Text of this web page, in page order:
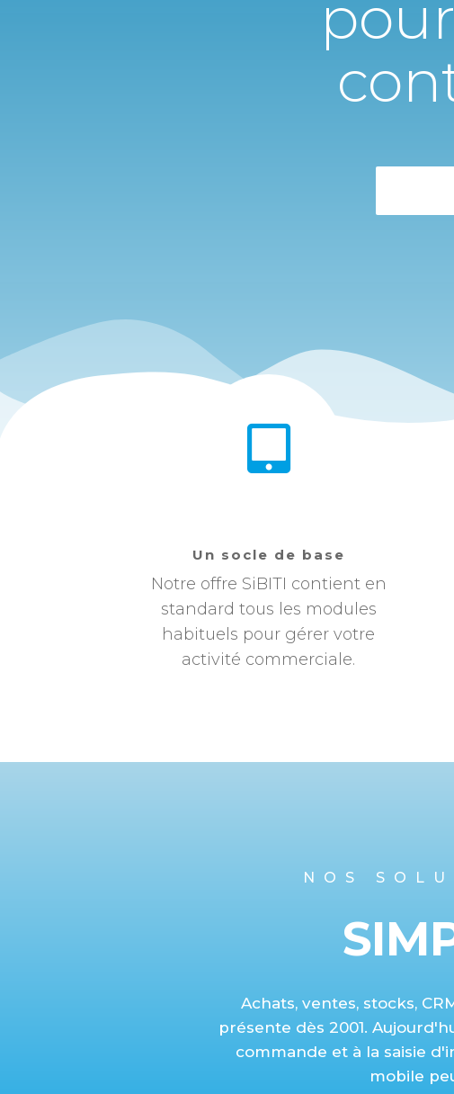
Un socle de base
Notre offre SiBITI contient en
standard tous les modules
habituels pour gérer votre
activité commerciale.
NOS
Achats, ventes, stocks,
présente dès 2001.
commande et à la saisie
mobile